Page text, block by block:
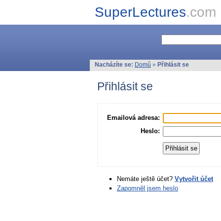
SuperLectures.com
Nacházíte se: Domů » Přihlásit se
Přihlásit se
Emailová adresa:
Heslo:
Nemáte ještě účet? Vytvořit účet
Zapomněl jsem heslo